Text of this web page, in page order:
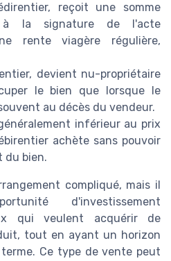
reçoit une somme
à la signature de l'acte
rente viagère régulière,
devient nu-propriétaire
le bien que lorsque le
au décès du vendeur.
inférieur au prix
achète sans pouvoir
du bien.
compliqué, mais il
d'investissement
qui veulent acquérir de
tout en ayant un horizon
Ce type de vente peut